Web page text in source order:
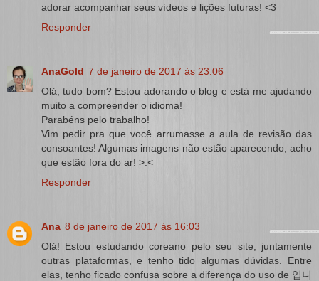
adorar acompanhar seus vídeos e lições futuras! <3
Responder
AnaGold 7 de janeiro de 2017 às 23:06
Olá, tudo bom? Estou adorando o blog e está me ajudando
muito a compreender o idioma!
Parabéns pelo trabalho!
Vim pedir pra que você arrumasse a aula de revisão das
consoantes! Algumas imagens não estão aparecendo, acho
que estão fora do ar! >.<
Responder
Ana 8 de janeiro de 2017 às 16:03
Olá! Estou estudando coreano pelo seu site, juntamente
outras plataformas, e tenho tido algumas dúvidas. Entre
elas, tenho ficado confusa sobre a diferença do uso de 입니